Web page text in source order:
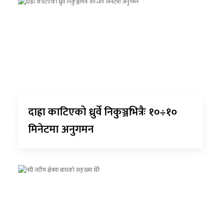
दाह्रा काटिएको ध्रुर्वे निकुञ्जभित्रैः १०÷१०
मिनेटमा अनुगमन